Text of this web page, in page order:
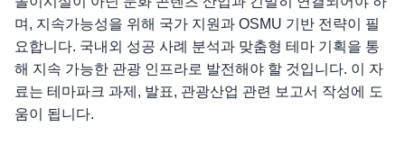
며, 지속가능성을 위해 국가 지원과 OSMU 기반 전략이 필
요합니다. 국내외 성공 사례 분석과 맞춤형 테마 기획을 통
해 지속 가능한 관광 인프라로 발전해야 할 것입니다. 이 자
료는 테마파크 과제, 발표, 관광산업 관련 보고서 작성에 도
움이 됩니다.